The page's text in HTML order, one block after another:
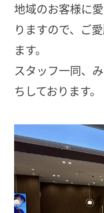
地域のお客様に
りますので、ご
ます。
スタッフ一同、
ちしております。